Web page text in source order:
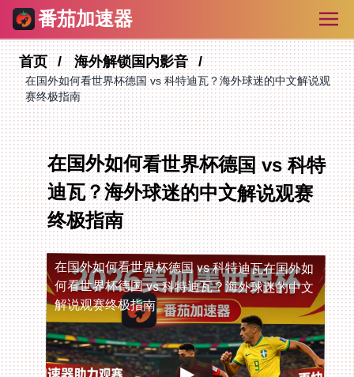
番茄加速器
首页 海外解锁国内影音
在国外如何看世界杯德国 vs 科特迪瓦？海外球迷的中文解说观
赛终极指南
在国外如何看世界杯德国 vs 科特
迪瓦？海外球迷的中文解说观赛
终极指南
在国外如何看世界杯德国 vs 科特迪瓦在国外如
何看世界杯德国 vs 科特迪瓦？海外球迷的中文
解说观赛终极指南